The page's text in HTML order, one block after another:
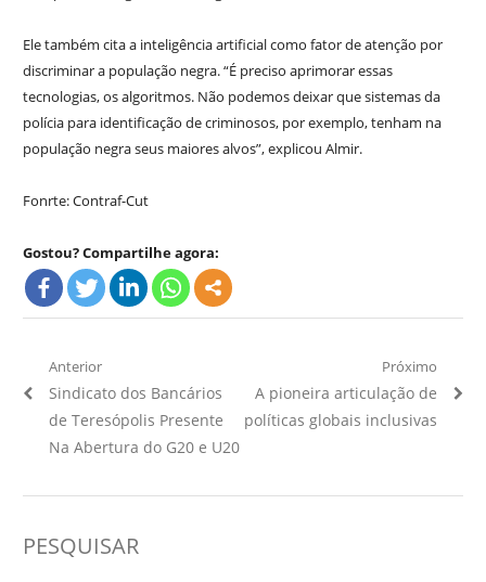
Ele também cita a inteligência artificial como fator de atenção por
discriminar a população negra. “É preciso aprimorar essas
tecnologias, os algoritmos. Não podemos deixar que sistemas da
polícia para identificação de criminosos, por exemplo, tenham na
população negra seus maiores alvos”, explicou Almir.
Fonrte: Contraf-Cut
Gostou? Compartilhe agora:
Navegação
de
Post
Anterior
Artigo
Anterior:
Sindicato dos Bancários
de Teresópolis Presente
Na Abertura do G20 e U20
Próximo
Próximo
Artigo:
A pioneira articulação de
políticas globais inclusivas
PESQUISAR